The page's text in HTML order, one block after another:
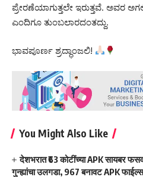
ಪ್ರೇರಣೆಯಾಗುತ್ತಲೇ ಇರುತ್ತವೆ. ಅವರ
ಎಂದಿಗೂ ತುಂಬಲಾರದಂತದ್ದು.
ಭಾವಪೂರ್ಣ ಶ್ರದ್ಧಾಂಜಲಿ!
You Might Also Like
देशभरात ₹63 कोटींच्या APK सायबर
गुन्ह्यांचा उलगडा, 967 बनावट APK